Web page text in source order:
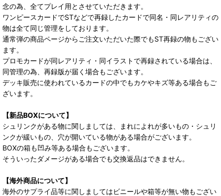
念の為、全てプレイ用とさせていただきます。
ワンピースカードでSTなどで再録したカードで同名・同レアリティの
物は全て同じ管理をしております。
通常弾の商品ページからご注文いただいた際でもST再録の物もござい
ます。
プロモカードが同レアリティ・同イラストで再録されている場合は、
同管理の為、再録版が届く場合もございます。
デッキ販売に使われているカードの中でもカケやキズ等ある場合もご
ざいます。
【新品BOXについて】
シュリンクがある物に関しましては、まれによれが多いもの・シュリ
ンクが緩いもの、穴が開いている物がある場合がございます。
BOXの箱も凹み等ある場合もございます。
そういったダメージがある場合でも交換返品はできません。
【海外商品について】
海外のサプライ品等に関しましてはビニールや箱等が無い物もござい